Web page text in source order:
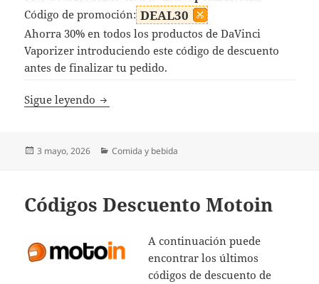
Código de promoción: DEAL30
Ahorra 30% en todos los productos de DaVinci
Vaporizer introduciendo este código de descuento
antes de finalizar tu pedido.
Sigue leyendo Códigos Descuento DaVinci Vaporizer
Publicado
3 mayo, 2026 Categorías
Comida y bebida
Códigos Descuento Motoin
A continuación puede
encontrar los últimos
códigos de descuento de